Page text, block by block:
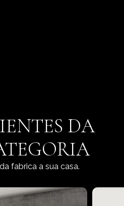
DA
fabrica a sua casa.